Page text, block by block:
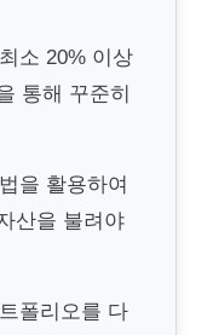
소 20% 이상
통해 꾸준히
을 활용하여
산을 불려야
폴리오를 다